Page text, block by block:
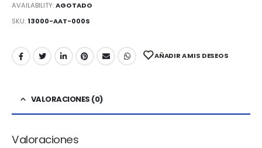
AVAILABILITY:AGOTADO
SKU:13000-AAT-000S
AÑADIR A MIS DESEOS
VALORACIONES (0)
Valoraciones